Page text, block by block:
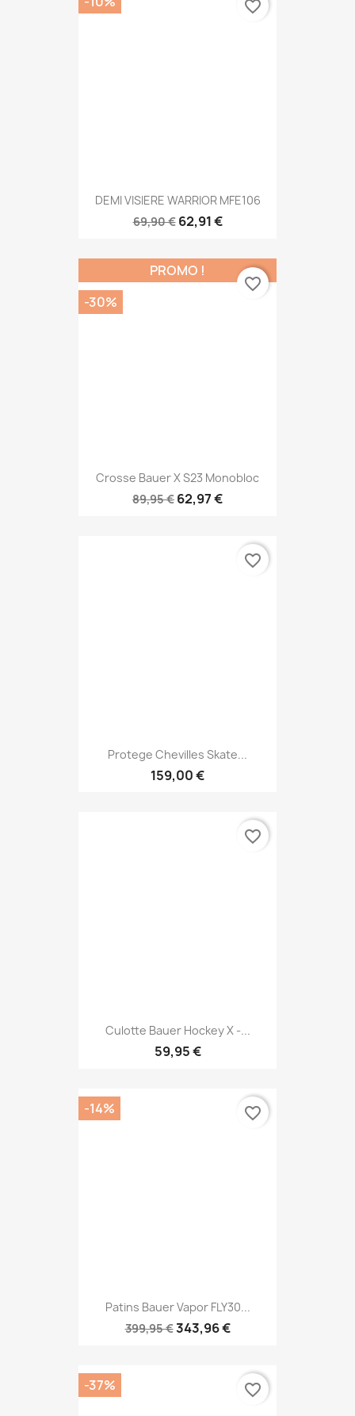
DEMI VISIERE WARRIOR MFE106
69,90 € 62,91 €
favorite_border
Crosse Bauer X S23 Monobloc
89,95 € 62,97 €
PROMO !
-30%
favorite_border
Protege Chevilles Skate...
159,00 €
favorite_border
Culotte Bauer Hockey X -...
59,95 €
favorite_border
Patins Bauer Vapor FLY30...
399,95 €343,96 €
-14% favorite_border
-37% favorite_border